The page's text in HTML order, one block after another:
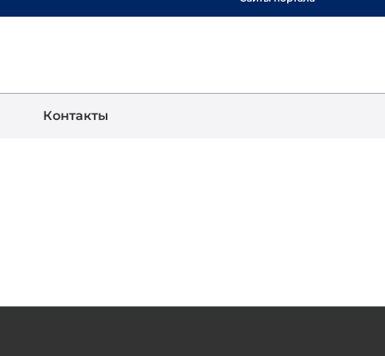
Контакты